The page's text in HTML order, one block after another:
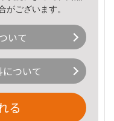
がございます。
いて
ついて
る